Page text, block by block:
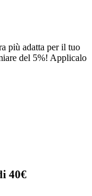
più adatta per il tuo
del 5%! Applicalo
40€